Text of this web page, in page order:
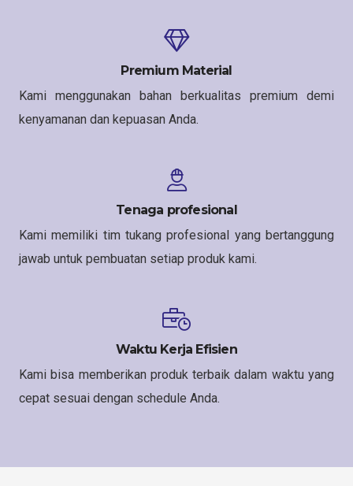
Premium Material
Kami menggunakan bahan berkualitas premium demi
kenyamanan dan kepuasan Anda.
Tenaga profesional
Kami memiliki tim tukang profesional yang bertanggung
jawab untuk pembuatan setiap produk kami.
Waktu Kerja Efisien
Kami bisa memberikan produk terbaik dalam waktu yang
cepat sesuai dengan schedule Anda.